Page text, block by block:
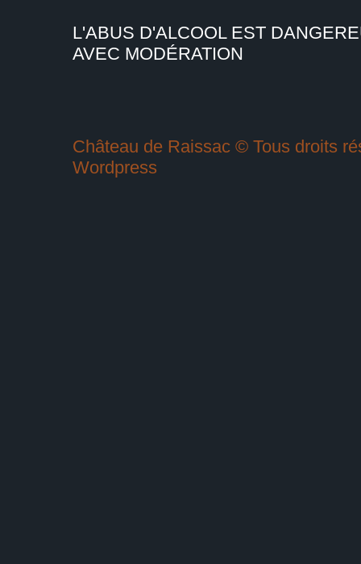
L'ABUS D'ALCOOL EST
AVEC MODÉRATION
Château de Raissac © Tous droits
Wordpress